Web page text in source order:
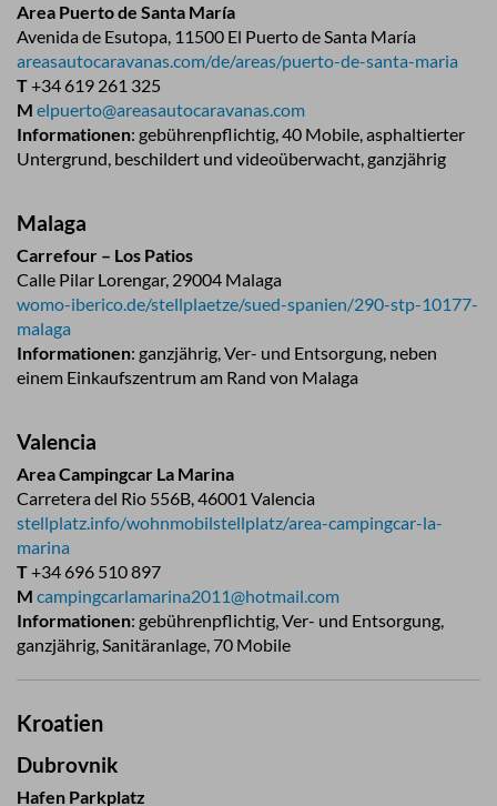
Area Puerto de Santa María
Avenida de Esutopa, 11500 El Puerto de Santa María
areasautocaravanas.com/de/areas/puerto-de-santa-maria
T+34 619 261 325
M elpuerto@areasautocaravanas.com
Informationen: gebührenpflichtig, 40 Mobile, asphaltierter
Untergrund, beschildert und videoüberwacht, ganzjährig
Malaga
Carrefour – Los Patios
Calle Pilar Lorengar, 29004 Malaga
womo-iberico.de/stellplaetze/sued-spanien/290-stp-10177-
malaga
Informationen: ganzjährig, Ver- und Entsorgung, neben
einem Einkaufszentrum am Rand von Malaga
Valencia
Area Campingcar La Marina
Carretera del Rio 556B, 46001 Valencia
stellplatz.info/wohnmobilstellplatz/area-campingcar-la-
marina
T+34 696 510 897
M campingcarlamarina2011@hotmail.com
Informationen: gebührenpflichtig, Ver- und Entsorgung,
ganzjährig, Sanitäranlage, 70 Mobile
Kroatien
Dubrovnik
Hafen Parkplatz